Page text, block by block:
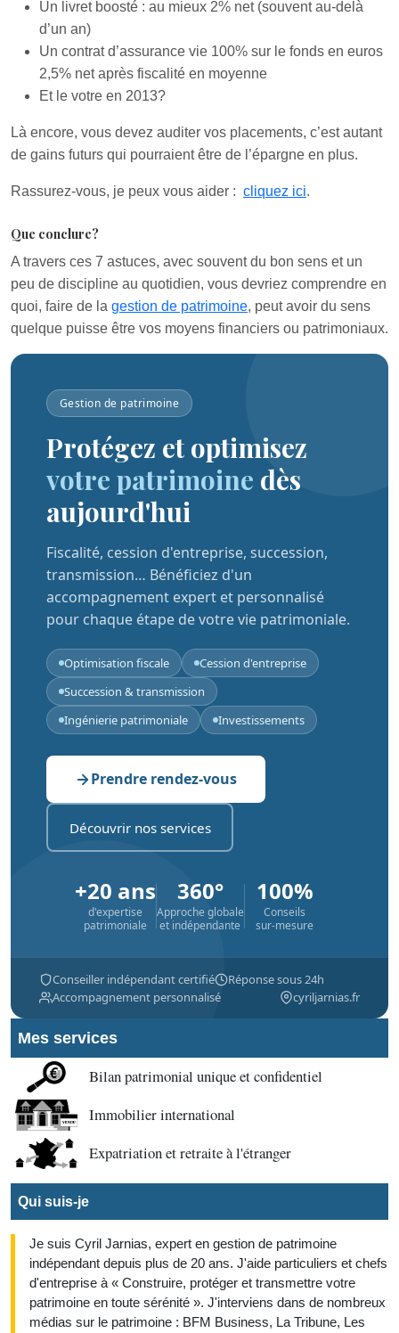
Un livret boosté : au mieux 2% net (souvent au-delà
d’un an)
Un contrat d’assurance vie 100% sur le fonds en euros
2,5% net après fiscalité en moyenne
Et le votre en 2013?
Là encore, vous devez auditer vos placements, c’est autant
de gains futurs qui pourraient être de l’épargne en plus.
Rassurez-vous, je peux vous aider : cliquez ici.
Que conclure?
A travers ces 7 astuces, avec souvent du bon sens et un
peu de discipline au quotidien, vous devriez comprendre en
quoi, faire de la gestion de patrimoine, peut avoir du sens
quelque puisse être vos moyens financiers ou patrimoniaux.
Gestion de patrimoine
Protégez et optimisez
votre patrimoine dès
aujourd'hui
Fiscalité, cession d'entreprise, succession,
transmission… Bénéficiez d'un
accompagnement expert et personnalisé
pour chaque étape de votre vie patrimoniale.
Optimisation fiscale
Cession d'entreprise
Succession & transmission
Ingénierie patrimoniale
Investissements
Prendre rendez-vous
Découvrir nos services
+20 ans
d'expertise
patrimoniale
360°
Approche globale
et indépendante
100%
Conseils
sur-mesure
Conseiller indépendant certifié
Réponse sous 24h
Accompagnement personnalisé
cyriljarnias.fr
Mes services
Bilan patrimonial unique et confidentiel
Immobilier international
Expatriation et retraite à l'étranger
Qui suis-je
Je suis Cyril Jarnias, expert en gestion de patrimoine
indépendant depuis plus de 20 ans. J'aide particuliers et chefs
d'entreprise à « Construire, protéger et transmettre votre
patrimoine en toute sérénité ». J'interviens dans de nombreux
médias sur le patrimoine : BFM Business, La Tribune, Les